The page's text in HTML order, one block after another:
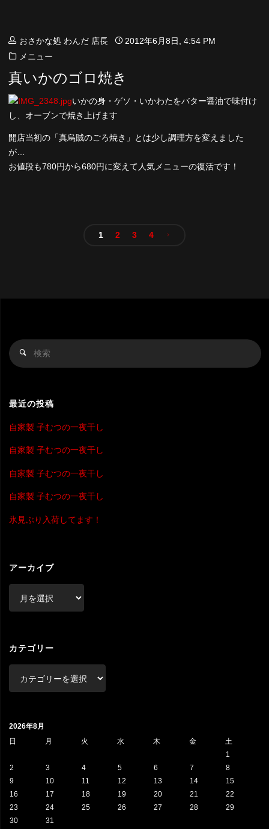
おさかな処 わんだ 店長
2012年6月8日, 4:54 PM
メニュー
真いかのゴロ焼き
いかの身・ゲソ・いかわたをバター醤油で味付け
し、オーブンで焼き上げます
開店当初の「真烏賊のごろ焼き」とは少し調理方を変えました
が…
お値段も780円から680円に変えて人気メニューの復活です！
ョ
ン
1 2 3 4
索
検
最近の投稿
自家製 子むつの一夜干し
自家製 子むつの一夜干し
自家製 子むつの一夜干し
自家製 子むつの一夜干し
氷見ぶり入荷してます！
アーカイブ
ブ
カテゴリー
ー
2026年8月
日
月 火 水 木 金
土
1
2
3 4 5 6 7
8
9
10 11 12 13 14
15
16
17 18 19 20 21
22
23
24 25 26 27 28
29
30
31